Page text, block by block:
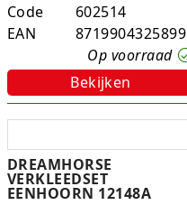
Code
602514
EAN
8719904325899
Op voorraad
Bekijken
DREAMHORSE
VERKLEEDSET
EENHOORN 12148A